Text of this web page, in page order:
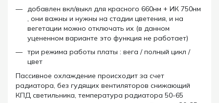
добавлен вкл/выкл для красного 660нм + ИК 750нм
, они важны и нужны на стадии цветения, и на
вегетации можно отключать их (в данном
уцененном варианте это функция не работает)
три режима работы платы : вега / полный цикл /
цвет
Пассивное охлаждение происходит за счет
радиатора, без гудящих вентиляторов снижающий
КПД светильника, температура радиатора 50-65